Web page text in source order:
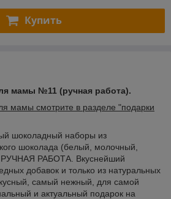
Купить
мамы №11 (ручная работа).
мамы смотрите в разделе "подарки
шоколадный наборы из
шоколада (белый, молочный,
РАБОТА. Вкуснейший
добавок и только из натуральных
самый нежный, для самой
и актуальный подарок на